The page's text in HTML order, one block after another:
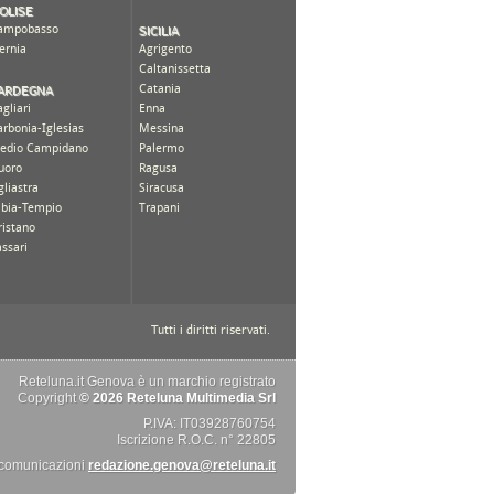
Reteluna.it Genova è un marchio registrato
Copyright© 2026 Reteluna Multimedia Srl
P.IVA: IT03928760754
Iscrizione R.O.C. n° 22805
redazione.genova@reteluna.it